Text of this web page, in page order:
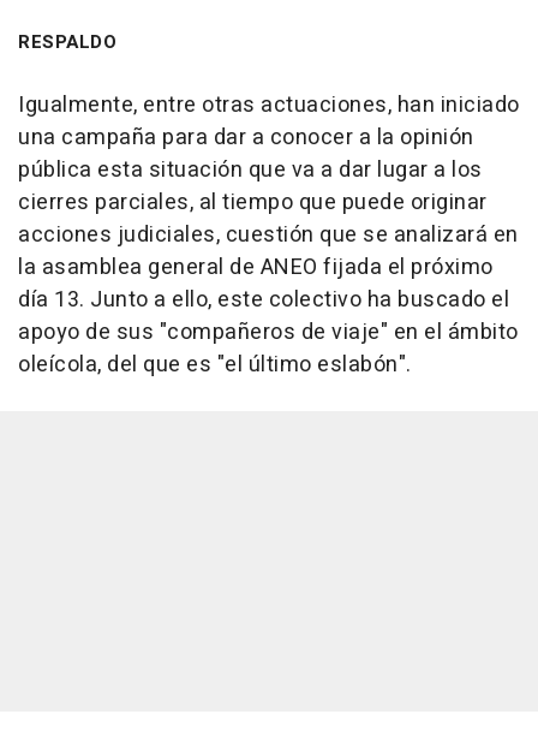
RESPALDO
Igualmente, entre otras actuaciones, han iniciado
una campaña para dar a conocer a la opinión
pública esta situación que va a dar lugar a los
cierres parciales, al tiempo que puede originar
acciones judiciales, cuestión que se analizará en
la asamblea general de ANEO fijada el próximo
día 13. Junto a ello, este colectivo ha buscado el
apoyo de sus "compañeros de viaje" en el ámbito
oleícola, del que es "el último eslabón".